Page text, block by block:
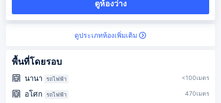
ดูห้องว่าง
ดูประเภทห้องเพิ่มเติม
พื้นที่โดยรอบ
นานา รถไฟฟ้า <100เมตร
อโศก รถไฟฟ้า 470เมตร